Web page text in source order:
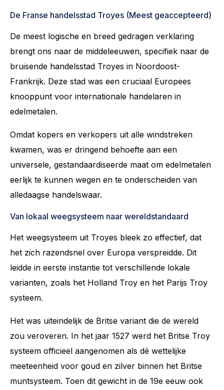
De Franse handelsstad Troyes (Meest geaccepteerd)
De meest logische en breed gedragen verklaring
brengt ons naar de middeleeuwen, specifiek naar de
bruisende handelsstad Troyes in Noordoost-
Frankrijk. Deze stad was een cruciaal Europees
knooppunt voor internationale handelaren in
edelmetalen.
Omdat kopers en verkopers uit alle windstreken
kwamen, was er dringend behoefte aan een
universele, gestandaardiseerde maat om edelmetalen
eerlijk te kunnen wegen en te onderscheiden van
alledaagse handelswaar.
Van lokaal weegsysteem naar wereldstandaard
Het weegsysteem uit Troyes bleek zo effectief, dat
het zich razendsnel over Europa verspreidde. Dit
leidde in eerste instantie tot verschillende lokale
varianten, zoals het Holland Troy en het Parijs Troy
systeem.
Het was uiteindelijk de Britse variant die de wereld
zou veroveren. In het jaar 1527 werd het Britse Troy
systeem officieel aangenomen als dé wettelijke
meeteenheid voor goud en zilver binnen het Britse
muntsysteem. Toen dit gewicht in de 19e eeuw ook